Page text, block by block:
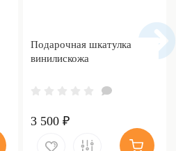
Подарочная шкатулка
винилискожа
3 500 ₽